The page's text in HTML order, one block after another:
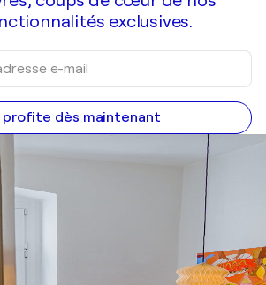
exclusives.
profite dès maintenant